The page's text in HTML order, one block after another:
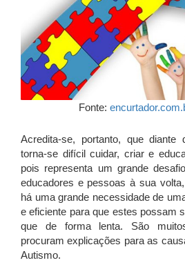
Fonte:
Acredita-se, portanto, que diante
torna-se difícil cuidar, criar e
pois representa um grande
educadores e pessoas à sua
há uma grande necessidade de
e eficiente para que estes possam
que de forma lenta. São
procuram explicações para as
Autismo.